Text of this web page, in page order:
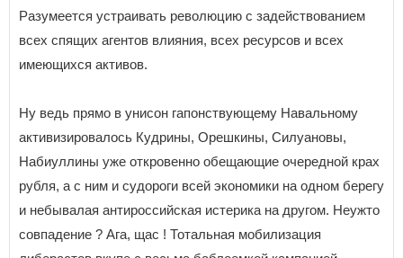
Разумеется устраивать революцию с задействованием
всех спящих агентов влияния, всех ресурсов и всех
имеющихся активов.
Ну ведь прямо в унисон гапонствующему Навальному
активизировалось Кудрины, Орешкины, Силуановы,
Набиуллины уже откровенно обещающие очередной крах
рубля, а с ним и судороги всей экономики на одном берегу
и небывалая антироссийская истерика на другом. Неужто
совпадение ? Ага, щас ! Тотальная мобилизация